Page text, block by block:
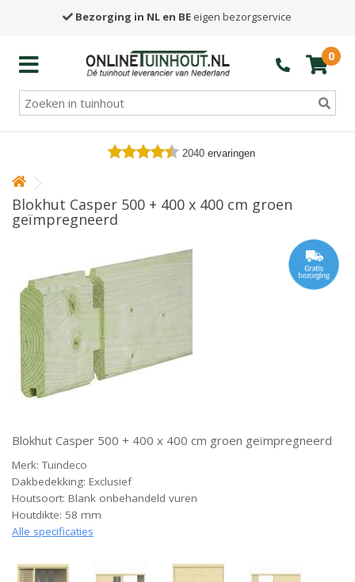
Bezorging in NL en BE eigen bezorgservice
0
2040 ervaringen
Blokhut Casper 500 + 400 x 400 cm groen
geïmpregneerd
Blokhut Casper 500 + 400 x 400 cm groen geïmpregneerd
Merk: Tuindeco
Dakbedekking: Exclusief
Houtsoort: Blank onbehandeld vuren
Houtdikte: 58 mm
Alle specificaties